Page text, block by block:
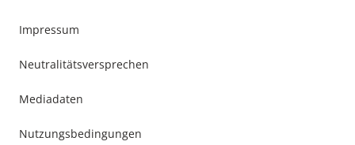
Impressum
Neutralitätsversprechen
Mediadaten
Nutzungsbedingungen